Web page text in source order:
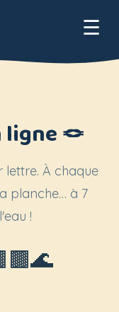
☰
ligne 🪢
À chaque
planche… à 7
!